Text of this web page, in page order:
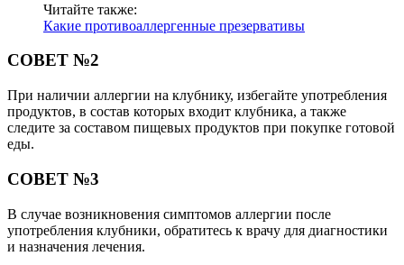
Читайте также:
Какие противоаллергенные презервативы
СОВЕТ №2
При наличии аллергии на клубнику, избегайте употребления
продуктов, в состав которых входит клубника, а также
следите за составом пищевых продуктов при покупке готовой
еды.
СОВЕТ №3
В случае возникновения симптомов аллергии после
употребления клубники, обратитесь к врачу для диагностики
и назначения лечения.